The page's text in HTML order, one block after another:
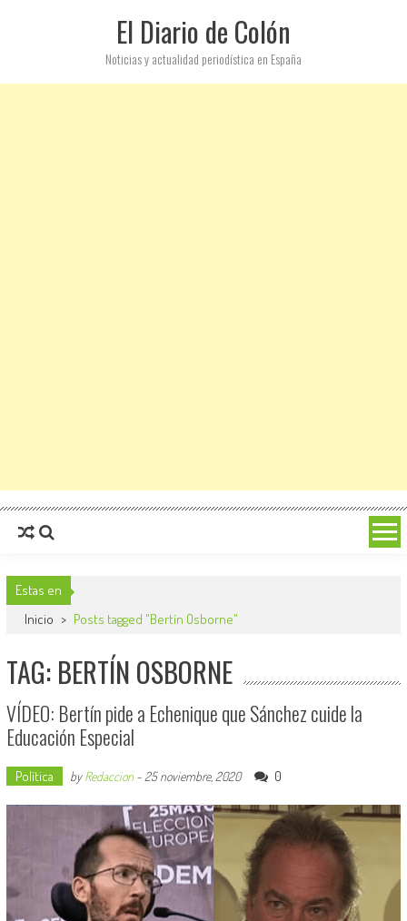
El Diario de Colón
Noticias y actualidad periodística en España
Estas en
Inicio > Posts tagged "Bertín Osborne"
TAG: BERTÍN OSBORNE
VÍDEO: Bertín pide a Echenique que Sánchez cuide la
Educación Especial
Política byRedaccion- 25 noviembre, 2020 0